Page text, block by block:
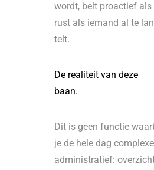
wordt, belt proactief als
rust als iemand al te
telt.
De realiteit van deze
baan.
Dit is geen functie
je de hele dag
administratief: